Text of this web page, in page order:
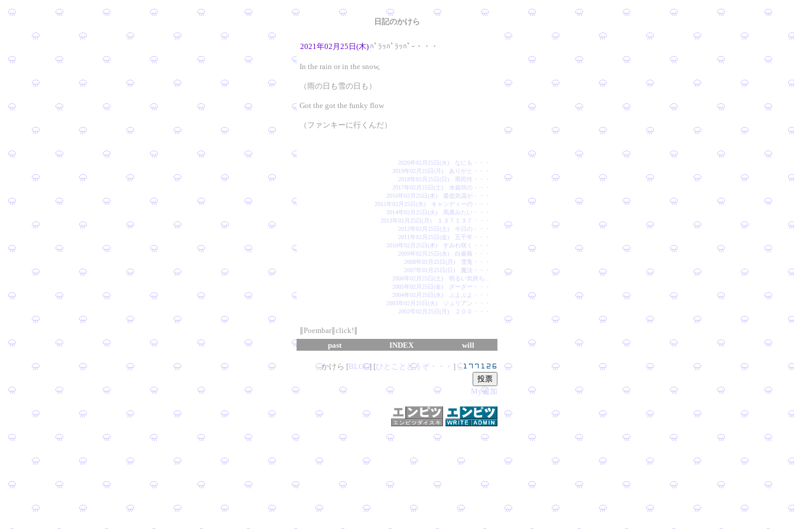
日記のかけら
2021年02月25日(木) ﾊﾟﾗｯﾊﾟﾗｯﾊﾟｰ・・・
In the rain or in the snow,
（雨の日も雪の日も）
Got the got the funky flow
（ファンキーに行くんだ）
2020年02月25日(火) なにも・・・
2019年02月25日(月) ありがと・・・
2018年02月25日(日) 県民性・・・
2017年02月25日(土) 水栽培の・・・
2016年02月25日(木) 最低気温が・・・
2015年02月25日(水) キャンディーの・・・
2014年02月25日(火) 馬鹿みたい・・・
2013年02月25日(月) １３７１３７・・・
2012年02月25日(土) 今日の・・・
2011年02月25日(金) 五千年・・・
2010年02月25日(木) すみれ咲く・・・
2009年02月25日(水) 白薔薇・・・
2008年02月25日(月) 雪兎・・・
2007年02月25日(日) 魔法・・・
2006年02月25日(土) 明るい気持ち…
2005年02月25日(金) ざーざー・・・
2004年02月25日(水) ぷよぷよ・・・
2003年02月25日(火) ジュリアン・・・
2002年02月25日(月) ２００・・・
∥Poembar∥click!∥
past
INDEX will
かけら [BLOG] [ひとことどうぞ・・・ ］
My追加